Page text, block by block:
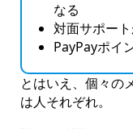
なる
対面サポー
PayPayポイ
とはいえ、個々の
は人それぞれ。